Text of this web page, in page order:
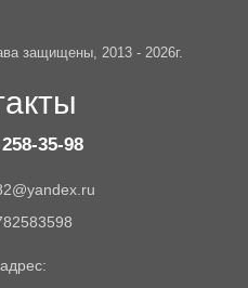
защищены, 2013 - 2026г.
258-35-98